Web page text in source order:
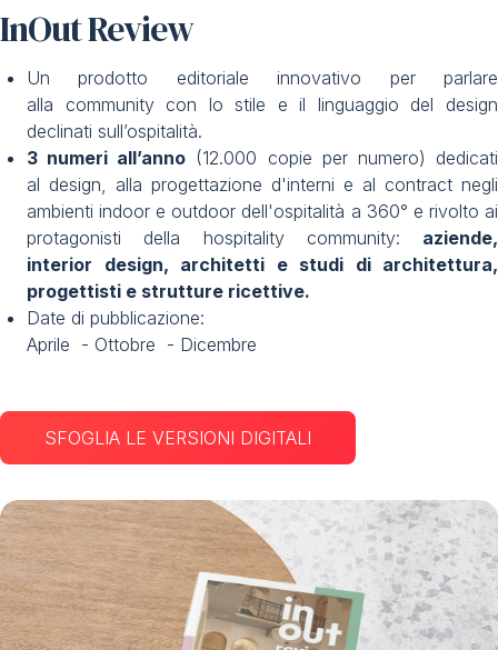
InOut Review
Un prodotto editoriale innovativo per parlare
alla community con lo stile e il linguaggio del design
declinati sull’ospitalità.
3 numeri all’anno (12.000 copie per numero) dedicati
al design, alla progettazione d'interni e al contract negli
ambienti indoor e outdoor dell'ospitalità a 360° e rivolto ai
protagonisti della hospitality community: aziende,
interior design, architetti e studi di architettura,
progettisti e strutture ricettive.
Date di pubblicazione:
​Aprile - Ottobre - Dicembre
SFOGLIA LE VERSIONI DIGITALI